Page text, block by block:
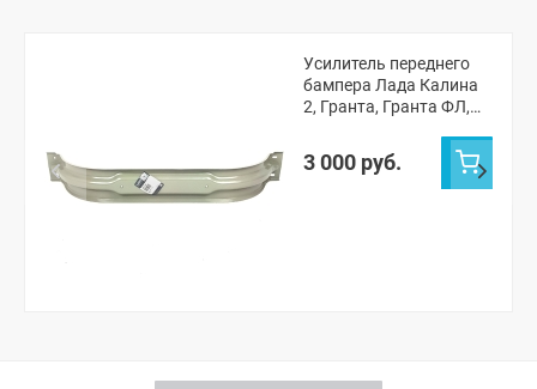
Усилитель переднего
бампера Лада Калина
2, Гранта, Гранта ФЛ,
(8450013447)
3 000 руб.